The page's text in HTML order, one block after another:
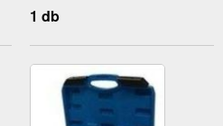
1 db